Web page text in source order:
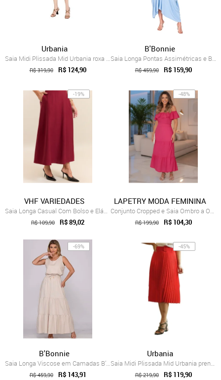
Urbania
Saia Midi Plissada Mid Urbania roxa Lisa...
R$ 319,90 R$ 124,90
B'Bonnie
Saia Longa Pontas Assimétricas e Bolsos ...
R$ 459,90 R$ 159,90
-19%
VHF VARIEDADES
Saia Longa Casual Com Bolso e Elástico N...
R$ 109,90 R$ 89,02
-48%
LAPETRY MODA FEMININA
Conjunto Cropped e Saia Ombro a Ombro La...
R$ 199,90 R$ 104,30
-69%
B'Bonnie
Saia Longa Viscose em Camadas B’Bonnie L...
R$ 459,90 R$ 143,91
-45%
Urbania
Saia Midi Plissada Mid Urbania prensada ...
R$ 219,90 R$ 119,90